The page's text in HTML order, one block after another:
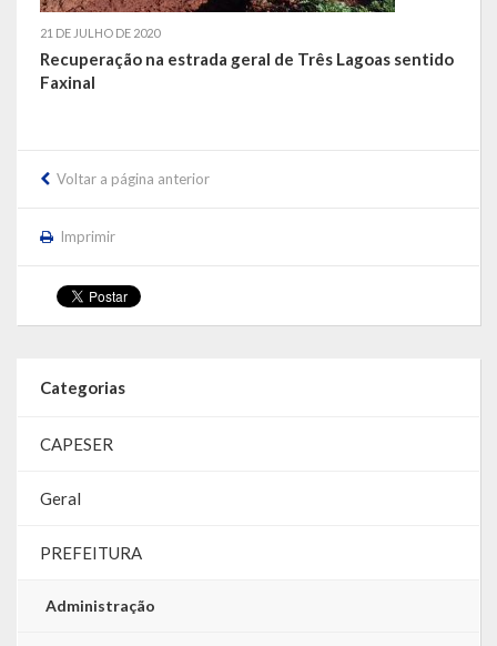
Planos
Concursos
LRF
RGF – Relatório de Gestão Fiscal
RREO – Relatório Resumido da Execução Orçamentária
LOA – Lei Orçamentária Anual
RC – Relatório Circunstanciado
21 DE JULHO DE 2020
Recuperação na estrada geral de Três Lagoas sentido
Faxinal
Voltar a página anterior
Imprimir
Categorias
CAPESER
Geral
PREFEITURA
Administração